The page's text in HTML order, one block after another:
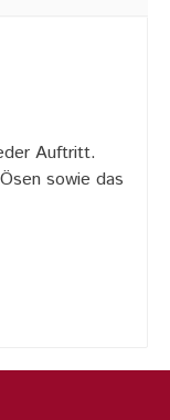
Auftritt.
sowie das